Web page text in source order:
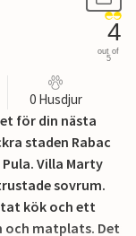
4
out of
5
0 Husdjur
för din nästa
staden Rabac
Villa Marty
sovrum.
kök och ett
matplats. Det